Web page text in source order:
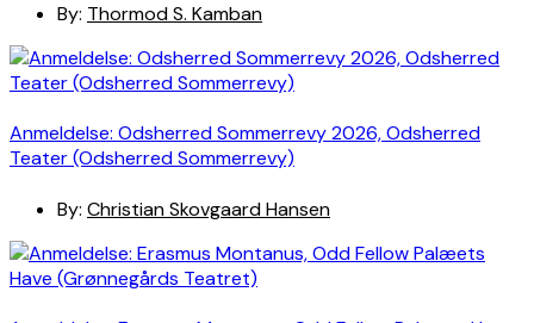
By: Thormod S. Kamban
Anmeldelse: Odsherred Sommerrevy 2026, Odsherred
Teater (Odsherred Sommerrevy)
By: Christian Skovgaard Hansen